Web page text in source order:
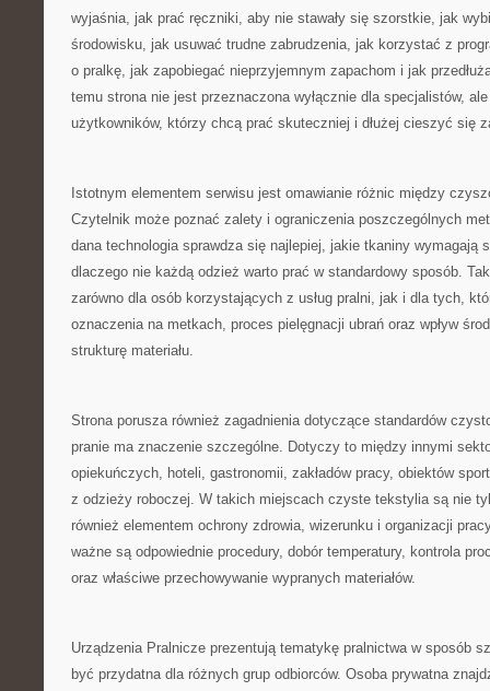
wyjaśnia, jak prać ręczniki, aby nie stawały się szorstkie, jak
środowisku, jak usuwać trudne zabrudzenia, jak korzystać z
o pralkę, jak zapobiegać nieprzyjemnym zapachom i jak
temu strona nie jest przeznaczona wyłącznie dla specjalistów,
użytkowników, którzy chcą prać skuteczniej i dłużej cieszyć się
Istotnym elementem serwisu jest omawianie różnic między
Czytelnik może poznać zalety i ograniczenia poszczególnych
dana technologia sprawdza się najlepiej, jakie tkaniny wymagają
dlaczego nie każdą odzież warto prać w standardowy sposób.
zarówno dla osób korzystających z usług pralni, jak i dla tych,
oznaczenia na metkach, proces pielęgnacji ubrań oraz wpływ
strukturę materiału.
Strona porusza również zagadnienia dotyczące standardów
pranie ma znaczenie szczególne. Dotyczy to między innymi
opiekuńczych, hoteli, gastronomii, zakładów pracy, obiektów
z odzieży roboczej. W takich miejscach czyste tekstylia są nie
również elementem ochrony zdrowia, wizerunku i organizacji
ważne są odpowiednie procedury, dobór temperatury, kontrola
oraz właściwe przechowywanie wypranych materiałów.
Urządzenia Pralnicze prezentują tematykę pralnictwa w sposób
być przydatna dla różnych grup odbiorców. Osoba prywatna